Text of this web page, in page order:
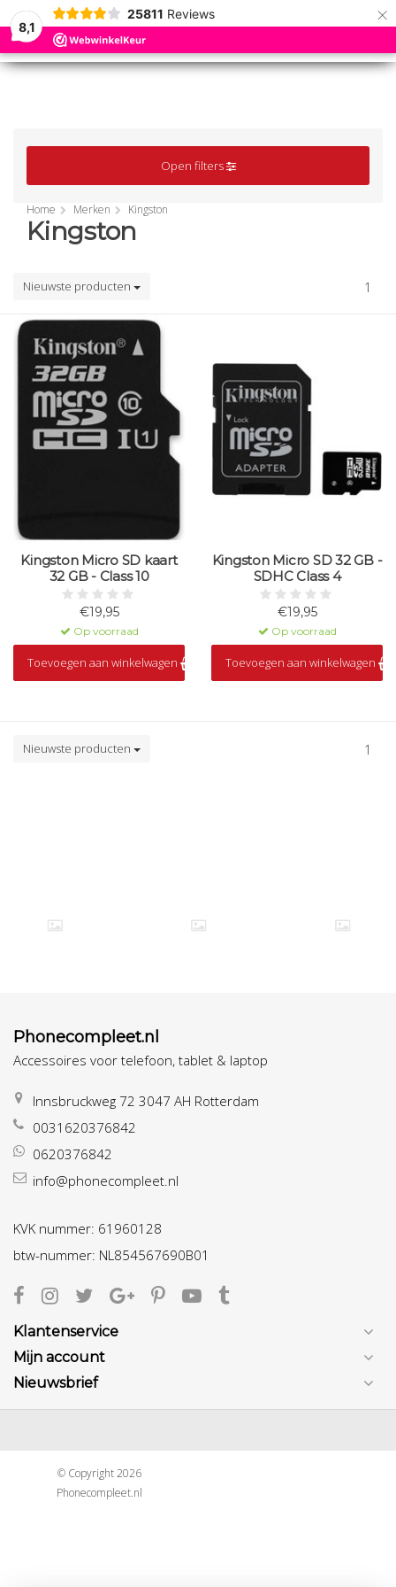
8,1
25811 Reviews ×
MENU
MENU
Open filters
Home Merken Kingston
Kingston
Nieuwste producten 1
Kingston Micro SD kaart
32 GB - Class 10
€19,95
Op voorraad
Toevoegen aan winkelwagen
Kingston Micro SD 32 GB -
SDHC Class 4
€19,95
Op voorraad
Toevoegen aan winkelwagen
Nieuwste producten 1
Phonecompleet.nl
Accessoires voor telefoon, tablet & laptop
Innsbruckweg 72 3047 AH Rotterdam
0031620376842
0620376842
info@phonecompleet.nl
KVK nummer: 61960128
btw-nummer: NL854567690B01
Klantenservice
Mijn account
Nieuwsbrief
© Copyright 2026
Phonecompleet.nl